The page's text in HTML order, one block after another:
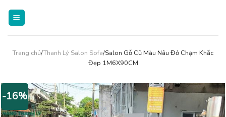
Trang chủ/Thanh Lý Salon Sofa/Salon Gỗ Cũ Màu Nâu Đỏ Chạm Khắc
Đẹp 1M6X90CM
-16%